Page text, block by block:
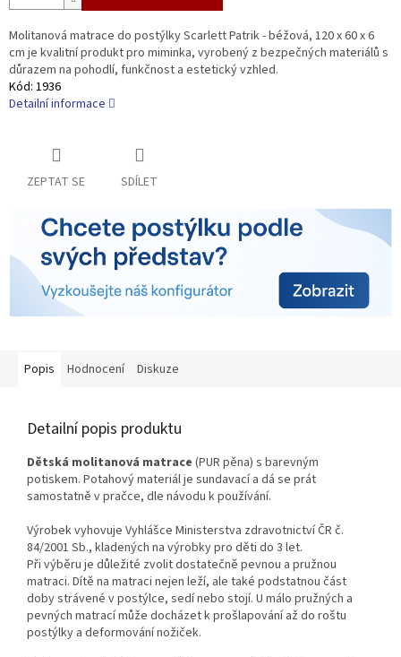
Molitanová matrace do postýlky Scarlett Patrik - béžová, 120 x 60 x 6
cm je kvalitní produkt pro miminka, vyrobený z bezpečných materiálů s
důrazem na pohodlí, funkčnost a estetický vzhled.
Kód: 1936
Detailní informace
ZEPTAT SE SDÍLET
Popis Hodnocení Diskuze
Detailní popis produktu
Dětská molitanová matrace (PUR pěna) s barevným
potiskem. Potahový materiál je sundavací a dá se prát
samostatně v pračce, dle návodu k používání.
Výrobek vyhovuje Vyhlášce Ministerstva zdravotnictví ČR č.
84/2001 Sb., kladených na výrobky pro děti do 3 let.
Při výběru je důležité zvolit dostatečně pevnou a pružnou
matraci. Dítě na matraci nejen leží, ale také podstatnou část
doby strávené v postýlce, sedí nebo stojí. U málo pružných a
pevných matrací může docházet k prošlapování až do roštu
postýlky a deformování nožiček.